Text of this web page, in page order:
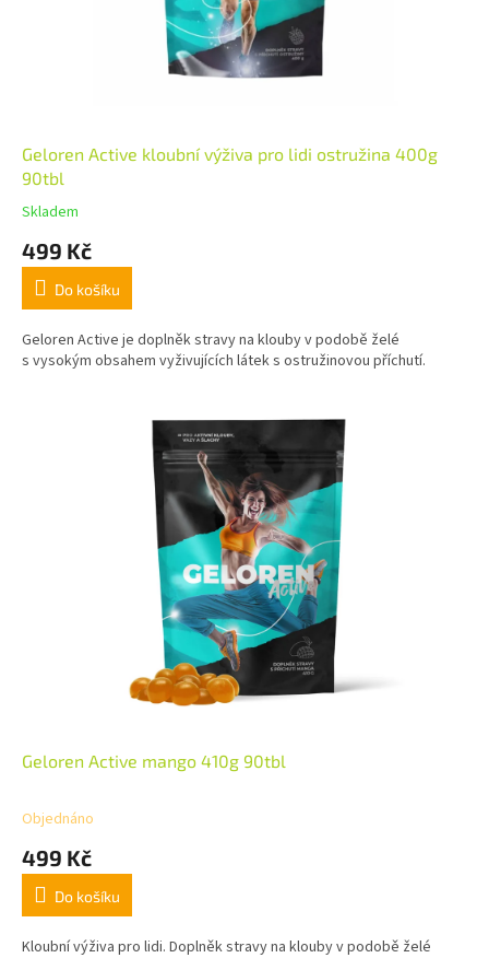
Geloren Active kloubní výživa pro lidi ostružina 400g
90tbl
Skladem
499 Kč
Do košíku
Geloren Active je doplněk stravy na klouby v podobě želé
s vysokým obsahem vyživujících látek s ostružinovou příchutí.
Geloren Active mango 410g 90tbl
Objednáno
499 Kč
Do košíku
Kloubní výživa pro lidi. Doplněk stravy na klouby v podobě želé